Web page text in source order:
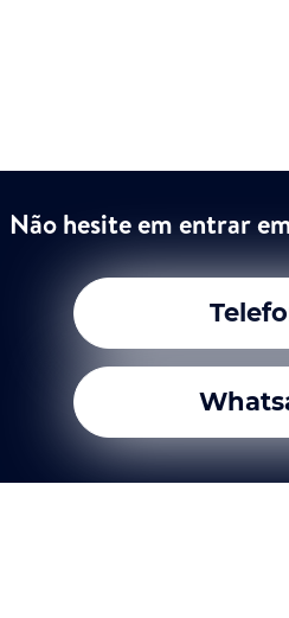
Não hesite em entrar